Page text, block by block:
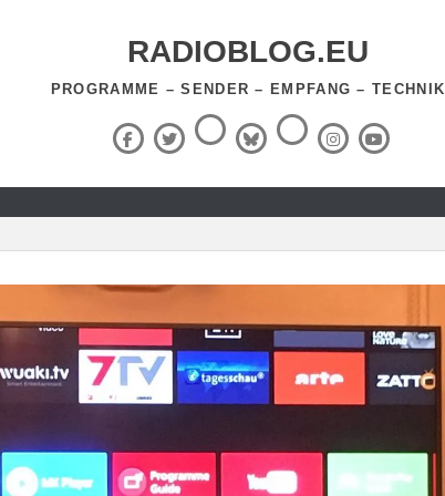
RADIOBLOG.EU
PROGRAMME – SENDER – EMPFANG – TECHNIK
Facebook
X
(Twitter)
ThreadsBlueSky
RSS-
Feed InstagramYouTube